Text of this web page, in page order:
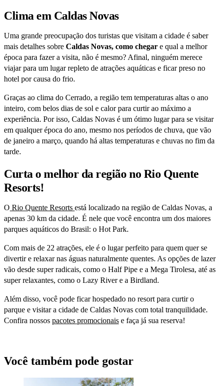
Clima em Caldas Novas
Uma grande preocupação dos turistas que visitam a cidade é saber
mais detalhes sobre Caldas Novas, como chegar e qual a melhor
época para fazer a visita, não é mesmo? Afinal, ninguém merece
viajar para um lugar repleto de atrações aquáticas e ficar preso no
hotel por causa do frio.
Graças ao clima do Cerrado, a região tem temperaturas altas o ano
inteiro, com belos dias de sol e calor para curtir ao máximo a
experiência. Por isso, Caldas Novas é um ótimo lugar para se visitar
em qualquer época do ano, mesmo nos períodos de chuva, que vão
de janeiro a março, quando há altas temperaturas e chuvas no fim da
tarde.
Curta o melhor da região no Rio Quente
Resorts!
O Rio Quente Resorts está localizado na região de Caldas Novas, a
apenas 30 km da cidade. É nele que você encontra um dos maiores
parques aquáticos do Brasil: o Hot Park.
Com mais de 22 atrações, ele é o lugar perfeito para quem quer se
divertir e relaxar nas águas naturalmente quentes. As opções de lazer
vão desde super radicais, como o Half Pipe e a Mega Tirolesa, até as
super relaxantes, como o Lazy River e a Birdland.
Além disso, você pode ficar hospedado no resort para curtir o
parque e visitar a cidade de Caldas Novas com total tranquilidade.
Confira nossos pacotes promocionais e faça já sua reserva!
Você também pode gostar